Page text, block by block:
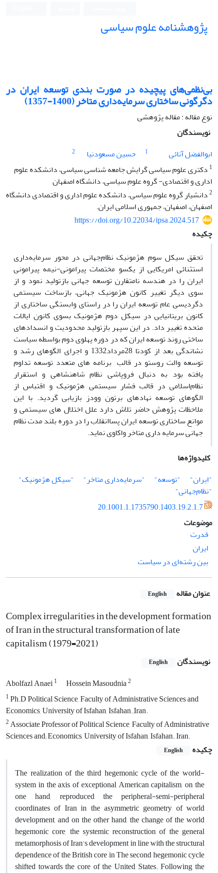
پژوهشنامه علوم سیاسی
بی‌نظمی‌های پیچیده در صورت بندی توسعه ایران در
دگرگونی ساختاری سرمایه‌داری متاخر (1400-1357)
نوع مقاله : مقاله پژوهشی
نویسندگان
ابوالفضل آنائی
1 حسین مسعودنیا
2
1 دکتری علوم سیاسی گرایش جامعه شناسی سیاسی، دانشکده علوم
اداری و اقتصادی- گروه علوم سیاسی، دانشگاه اصفهان
2دانشیار گروه علوم سیاسی، دانشکده علوم اداری و اقتصادی دانشگاه
اصفهان، اصفهان، جمهوری اسلامی ایران.
https://doi.org/10.22034/ipsa.2024.517
چکیده
تحقق سیکل سوم هژمونیک نظام‌جهانی در محور سرمایه‌داری
استثنائی امریکایی از یکسو مختصات پیرامونی-نیمه پیرامونی
ایران را در هندسه نامتقارن توسعه جهانی بازتولید نمود و از
سوی دیگر تغییر کانون هژمونیک جهانی، بازساخت سیستمی
دگردیسی عام توسعه ایران را در راستای وابستگی ساختاری از
کانون بریتانیایی در سیکل دوم هژمونیک بسوی کانون ایالات
متحده تغییر داد. در این سپهر بازتولید محدودیت و انسدادهای
ساختی روند توسعه ایران که در دوره پهلوی دوم بواسطه سیاست
نشاندگی بعد از کودتا 28مرداد1332 و اجرای الگوهای رشد و
توسعه والت روستو در قالب برنامه های متعدد توسعه تداوم
یافته بود به دنبال فروپاشی نظام شاهنشاهی و استقرار
نظام‌اسلامی در قالب فشار سیستمی هژمونیک و اقتباس از
الگوهای توسعه نهادهای برتون وودز بازیابی گردید. با این
ملاحظات پژوهش حاضر تلاش دارد علل اختلال های سیستمی و
موانع ساختاری توسعه ایران پساانقلاب را در دوره بلند مدت نظام
جهانی سرمایه داری متاخر واکاوی نماید.
کلیدواژه‌ها
"ایران"
"توسعه" "سرمایه‌داری متاخر"
"سیکل هژمونیک"
"نظام‌جهانی"
20.1001.1.1735790.1403.19.2.1.7
موضوعات
قدرت
ایران
بین رشته‌ای در سیاست
عنوان مقاله English
Complex irregularities in the development formation
of Iran in the structural transformation of late
capitalism (1979=2021)
نویسندگان English
Abolfazl Anaei1 Hossein Masoudnia2
1Ph.D Political Science, Faculty of Administrative Sciences and
Economics, University of Isfahan, Isfahan,.Iran.
2Associate Professor of Political Science, Faculty of Administrative
Sciences and; Economics, University of Isfahan, Isfahan. Iran.
چکیده
English
The realization of the third hegemonic cycle of the world-
system in the axis of exceptional American capitalism, on the
one hand, reproduced the peripheral-semi-peripheral
coordinates of Iran in the asymmetric geometry of world
development, and on the other hand, the change of the world
hegemonic core, the systemic reconstruction of the general
metamorphosis of Iran's development in line with the structural
dependence of the British core in The second hegemonic cycle
shifted towards the core of the United States. Following the